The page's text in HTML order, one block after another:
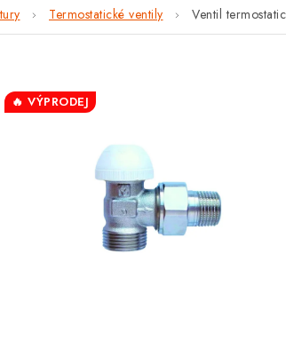
Termostatické ventily Ventil
🔥 VÝPRODEJ